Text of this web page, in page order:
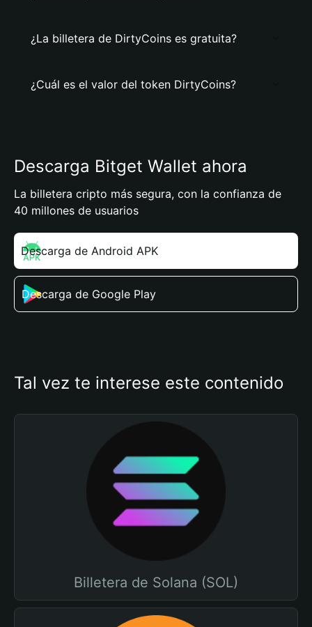
¿La billetera de DirtyCoins es gratuita?
¿Cuál es el valor del token DirtyCoins?
Descarga Bitget Wallet ahora
La billetera cripto más segura, con la confianza de
40 millones de usuarios
Descarga de Android APK
Descarga de Google Play
Tal vez te interese este contenido
Billetera de Solana (SOL)